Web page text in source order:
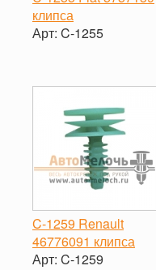
клипса
Арт: C-1255
C-1259 Renault
46776091 клипса
Арт: C-1259